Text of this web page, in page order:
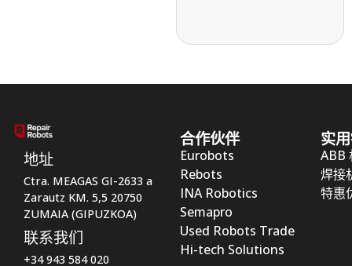
地址
Ctra. MEAGAS GI-2633 a
Zarautz KM. 5,5 20750
ZUMAIA (GIPUZKOA)
联系我们
+34 943 584 020
合作伙伴
Eurobots
Rebots
INA Robotics
Semapro
Used Robots Trade
Hi-tech Solutions
实
ABB
焊接
特惠